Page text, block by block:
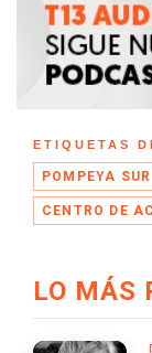
ETIQUETAS
POMPEYA SUR
CENTRO DE
LO MÁS